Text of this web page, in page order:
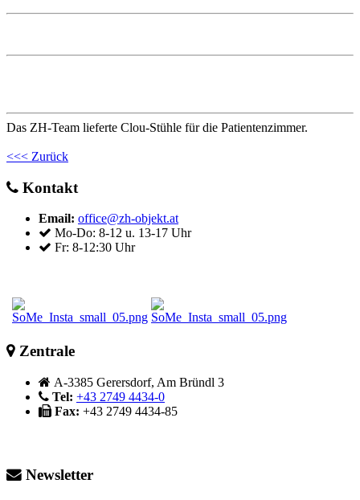
Das ZH-Team lieferte Clou-Stühle für die Patientenzimmer.
<<< Zurück
Kontakt
Email: office@zh-objekt.at
Mo-Do: 8-12 u. 13-17 Uhr
Fr: 8-12:30 Uhr
Zentrale
A-3385 Gerersdorf, Am Bründl 3
Tel: +43 2749 4434-0
Fax: +43 2749 4434-85
Newsletter